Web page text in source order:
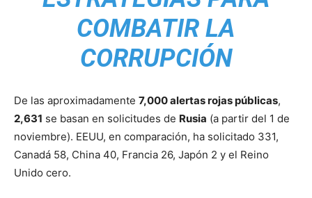
COMBATIR LA
CORRUPCIÓN
De las aproximadamente 7,000 alertas rojas públicas,
2,631 se basan en solicitudes de Rusia (a partir del 1 de
noviembre). EEUU, en comparación, ha solicitado 331,
Canadá 58, China 40, Francia 26, Japón 2 y el Reino
Unido cero.